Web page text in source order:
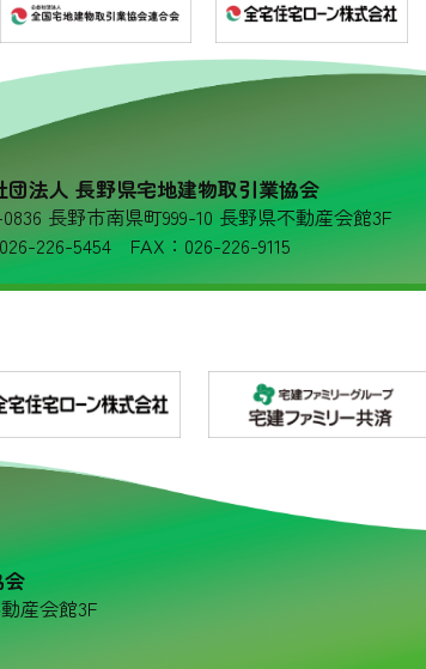
団法人 長野県宅地建物取引業協会
長野市南県町999-10 長野県不動産会館3F
226-5454 FAX：026-226-9115
産会館3F